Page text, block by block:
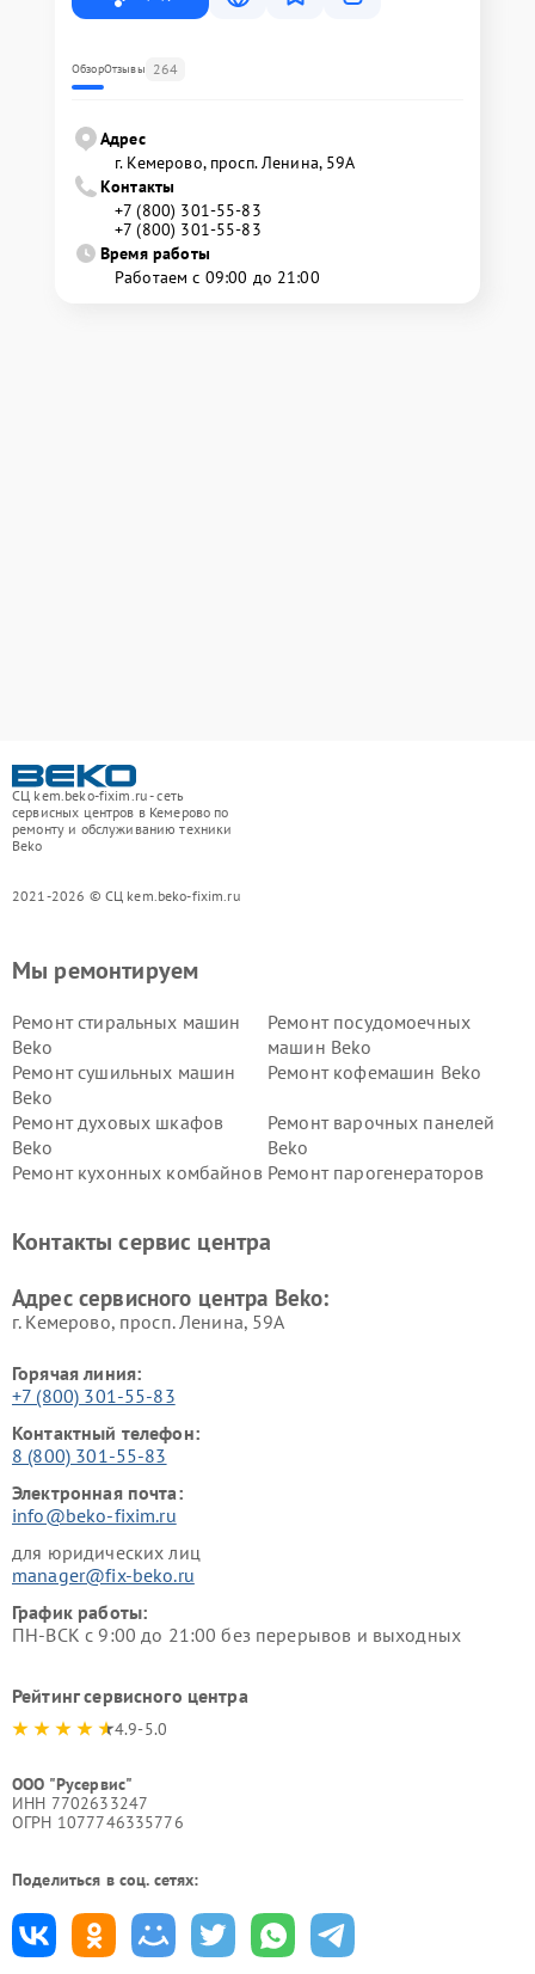
ОбзорОтзывы 264
Адрес
г. Кемерово, просп. Ленина, 59А
Контакты
+7 (800) 301-55-83
+7 (800) 301-55-83
Время работы
Работаем с 09:00 до 21:00
СЦ kem.beko-fixim.ru - сеть
сервисных центров в Кемерово по
ремонту и обслуживанию техники
Beko
2021-2026 © СЦ kem.beko-fixim.ru
Мы ремонтируем
Ремонт стиральных машин
Beko
Ремонт посудомоечных
машин Beko
Ремонт сушильных машин
Beko
Ремонт кофемашин Beko
Ремонт духовых шкафов
Beko
Ремонт варочных панелей
Beko
Ремонт кухонных комбайнов Ремонт парогенераторов
Ремонт холодильников Beko Ремонт морозильных камер
Контакты сервис центра
Адрес сервисного центра Beko:
г. Кемерово, просп. Ленина, 59А
Горячая линия:
+7 (800) 301-55-83
Контактный телефон:
8 (800) 301-55-83
Электронная почта:
info@beko-fixim.ru
для юридических лиц
manager@fix-beko.ru
График работы:
ПН-ВСК с 9:00 до 21:00 без перерывов и выходных
Рейтинг сервисного центра
4.9-5.0
ООО "Русервис"
ИНН 7702633247
ОГРН 1077746335776
Поделиться в соц. сетях: